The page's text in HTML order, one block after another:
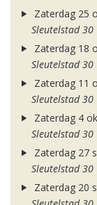
Zaterdag 25
Sleutelstad 30
Zaterdag 18
Sleutelstad 30
Zaterdag 11
Sleutelstad 30
Zaterdag 4
Sleutelstad 30
Zaterdag 27
Sleutelstad 30
Zaterdag 20